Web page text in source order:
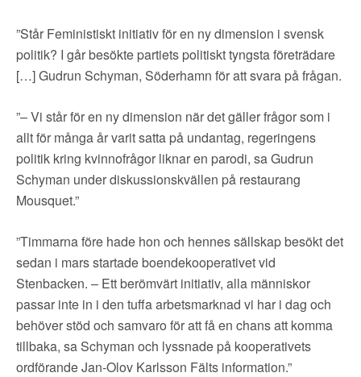
”Står Feministiskt initiativ för en ny dimension i svensk
politik? I går besökte partiets politiskt tyngsta företrädare
[…] Gudrun Schyman, Söderhamn för att svara på frågan.
”– Vi står för en ny dimension när det gäller frågor som i
allt för många år varit satta på undantag, regeringens
politik kring kvinnofrågor liknar en parodi, sa Gudrun
Schyman under diskussionskvällen på restaurang
Mousquet.”
”Timmarna före hade hon och hennes sällskap besökt det
sedan i mars startade boendekooperativet vid
Stenbacken. – Ett berömvärt initiativ, alla människor
passar inte in i den tuffa arbetsmarknad vi har i dag och
behöver stöd och samvaro för att få en chans att komma
tillbaka, sa Schyman och lyssnade på kooperativets
ordförande Jan-Olov Karlsson Fälts information.”